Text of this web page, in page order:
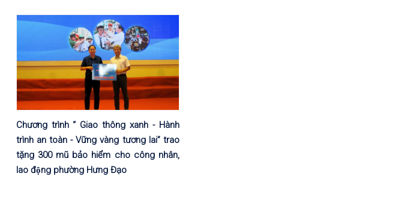
Chương trình “ Giao thông xanh - Hành
trình an toàn - Vững vàng tương lai” trao
tặng 300 mũ bảo hiểm cho công nhân,
lao động phường Hưng Đạo